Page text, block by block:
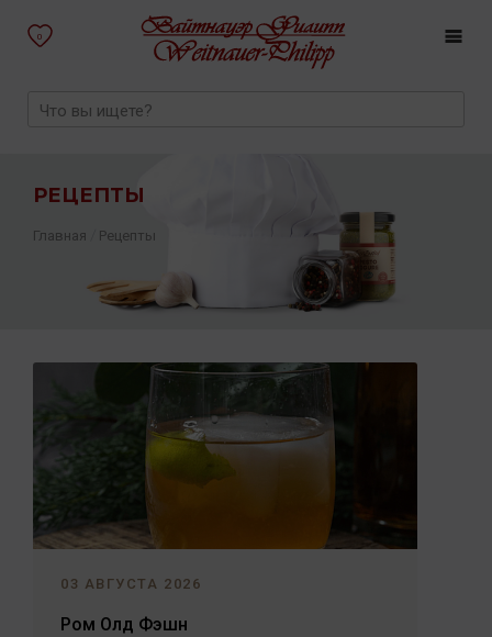
0
РЕЦЕПТЫ
Главная Рецепты
03 АВГУСТА 2026
Ром Олд Фэшн